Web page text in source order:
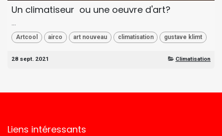
Un climatiseur ou une oeuvre d'art?
...
Artcool airco art nouveau climatisation gustave klimt
28 sept. 2021 Climatisation
Liens intéressants